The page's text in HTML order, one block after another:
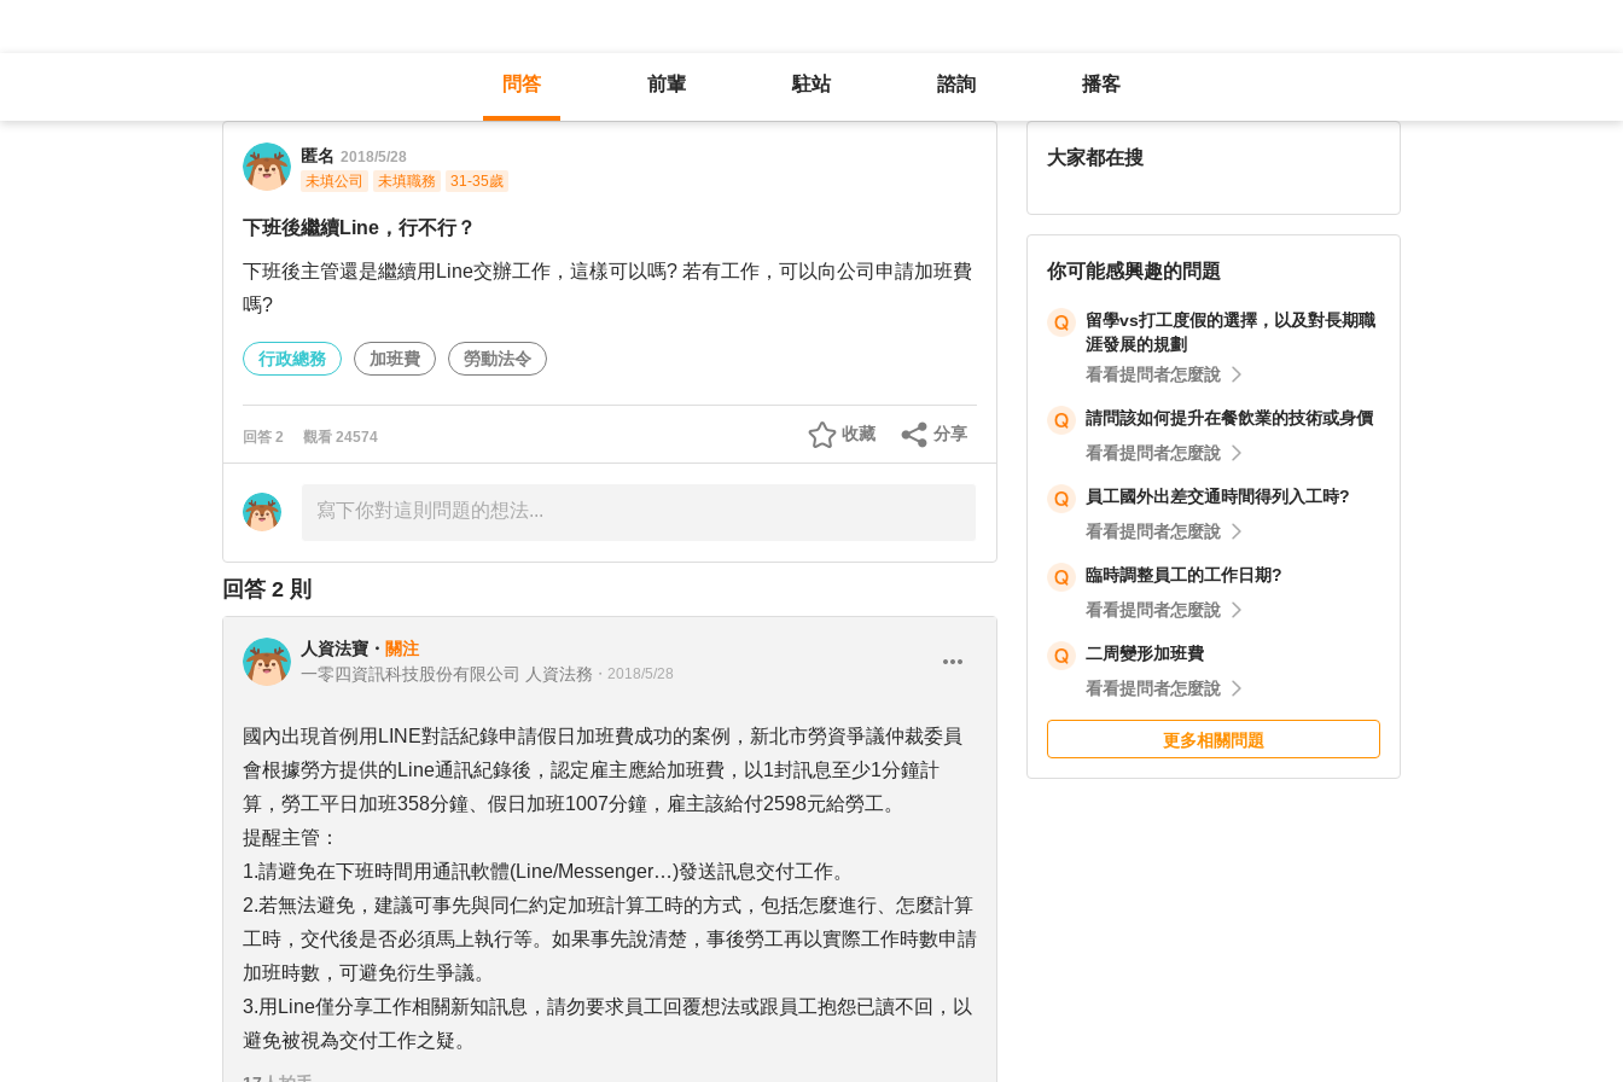
問答 前輩 駐站 諮詢 播客
匿名 2018/5/28
未填公司
未填職務 31-35歲
下班後繼續Line，行不行？
下班後主管還是繼續用Line交辦工作，這樣可以嗎? 若有工作，可以向公司申請加班費
嗎?
行政總務 加班費 勞動法令
回答 2 觀看 24574 分享
收藏
回答 2 則
人資法寶 ・ 關注
一零四資訊科技股份有限公司 人資法務 ・ 2018/5/28
國內出現首例用LINE對話紀錄申請假日加班費成功的案例，新北市勞資爭議仲裁委員
會根據勞方提供的Line通訊紀錄後，認定雇主應給加班費，以1封訊息至少1分鐘計
算，勞工平日加班358分鐘、假日加班1007分鐘，雇主該給付2598元給勞工。
提醒主管：
1.請避免在下班時間用通訊軟體(Line/Messenger…)發送訊息交付工作。
2.若無法避免，建議可事先與同仁約定加班計算工時的方式，包括怎麼進行、怎麼計算
工時，交代後是否必須馬上執行等。如果事先說清楚，事後勞工再以實際工作時數申請
加班時數，可避免衍生爭議。
3.用Line僅分享工作相關新知訊息，請勿要求員工回覆想法或跟員工抱怨已讀不回，以
避免被視為交付工作之疑。
大家都在搜
你可能感興趣的問題
留學vs打工度假的選擇，以及對長期職
涯發展的規劃
看看提問者怎麼說
請問該如何提升在餐飲業的技術或身價
看看提問者怎麼說
員工國外出差交通時間得列入工時?
看看提問者怎麼說
臨時調整員工的工作日期?
看看提問者怎麼說
二周變形加班費
看看提問者怎麼說
更多相關問題